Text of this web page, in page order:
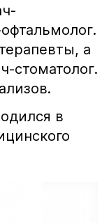
а
стоматолог.
в